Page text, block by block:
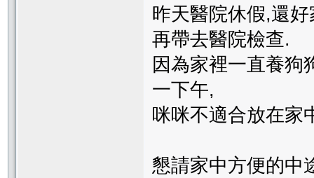
昨天醫院休假,還
再帶去醫院檢查.
因為家裡一直養狗
一下午,
咪咪不適合放在家
懇請家中方便的中